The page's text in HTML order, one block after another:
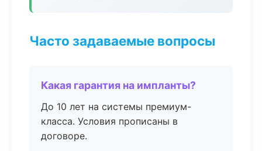
Часто задаваемые вопросы
Какая гарантия на импланты?
До 10 лет на системы премиум-
класса. Условия прописаны в
договоре.